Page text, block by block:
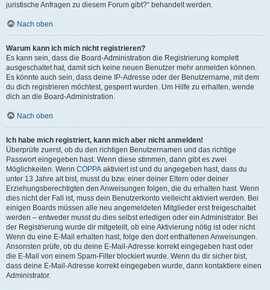
juristische Anfragen zu diesem Forum gibt?“ behandelt werden.
Nach oben
Warum kann ich mich nicht registrieren?
Es kann sein, dass die Board-Administration die Registrierung komplett
ausgeschaltet hat, damit sich keine neuen Benutzer mehr anmelden können.
Es könnte auch sein, dass deine IP-Adresse oder der Benutzername, mit dem
du dich registrieren möchtest, gesperrt wurden. Um Hilfe zu erhalten, wende
dich an die Board-Administration.
Nach oben
Ich habe mich registriert, kann mich aber nicht anmelden!
Überprüfe zuerst, ob du den richtigen Benutzernamen und das richtige
Passwort eingegeben hast. Wenn diese stimmen, dann gibt es zwei
Möglichkeiten. Wenn COPPA aktiviert ist und du angegeben hast, dass du
unter 13 Jahre alt bist, musst du bzw. einer deiner Eltern oder deiner
Erziehungsberechtigten den Anweisungen folgen, die du erhalten hast. Wenn
dies nicht der Fall ist, muss dein Benutzerkonto vielleicht aktiviert werden. Bei
einigen Boards müssen alle neu angemeldeten Mitglieder erst freigeschaltet
werden – entweder musst du dies selbst erledigen oder ein Administrator. Bei
der Registrierung wurde dir mitgeteilt, ob eine Aktivierung nötig ist oder nicht.
Wenn du eine E-Mail erhalten hast, folge den dort enthaltenen Anweisungen.
Ansonsten prüfe, ob du deine E-Mail-Adresse korrekt eingegeben hast oder
die E-Mail von einem Spam-Filter blockiert wurde. Wenn du dir sicher bist,
dass deine E-Mail-Adresse korrekt eingegeben wurde, dann kontaktiere einen
Administrator.